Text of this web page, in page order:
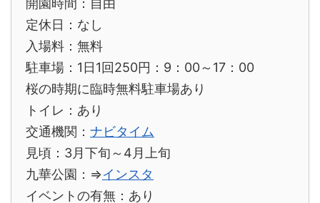
開園時間：自由
定休日：なし
入場料：無料
駐車場：1日1回250円：9：00～17：00
桜の時期に臨時無料駐車場あり
トイレ：あり
交通機関： ナビタイム
見頃：3月下旬～4月上旬
九華公園：⇒インスタ
イベントの有無：あり